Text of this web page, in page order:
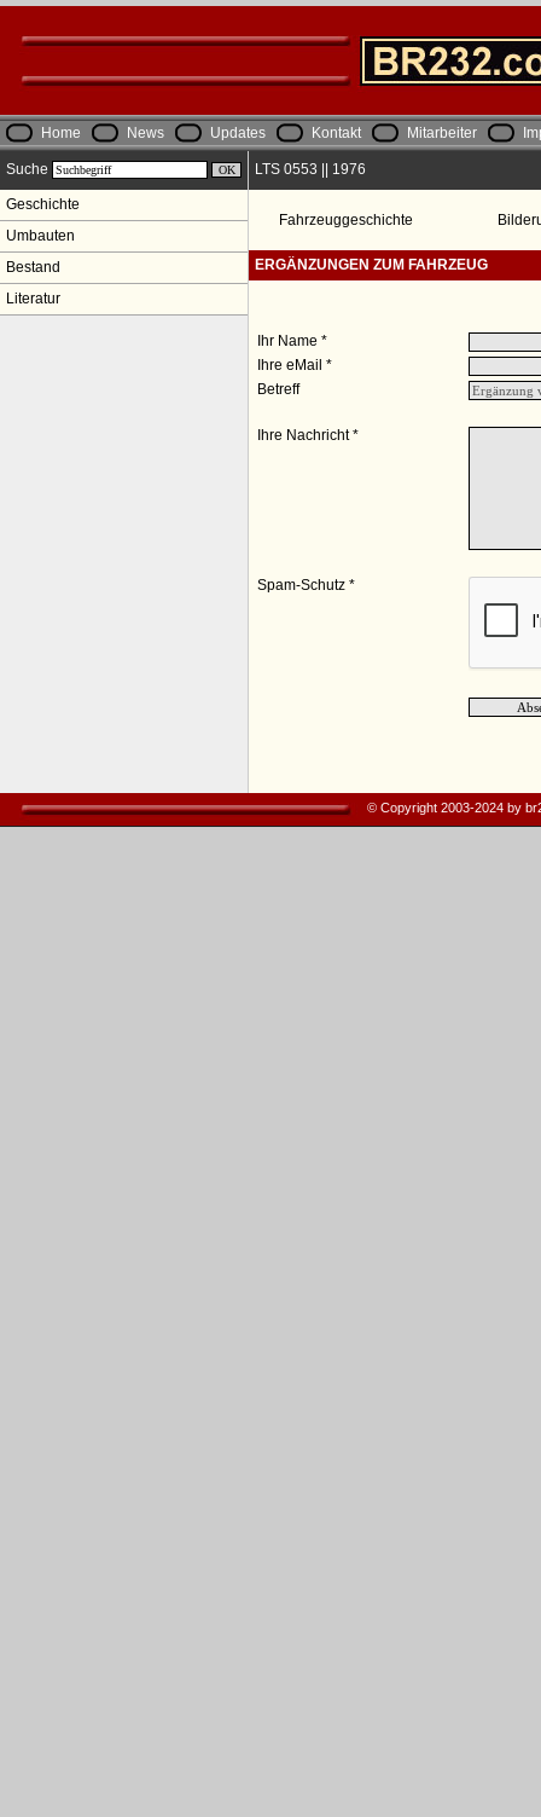
Home News Updates Kontakt Mitarbeiter
Suche
Geschichte
Umbauten
Bestand
Literatur
LTS 0553 || 1976
Fahrzeuggeschichte
ERGÄNZUNGEN ZUM FAHRZEUG
Ihr Name *
Ihre eMail *
Betreff
Ihre Nachricht *
Spam-Schutz *
© Copyright 2003-2024 by